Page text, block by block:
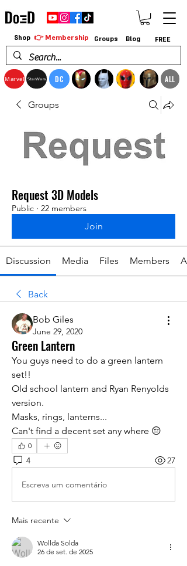
Marvel StarWars DC ALL
Shop 👉 Membership Groups Blog FREE
Groups
Request 3D Models
Public · 22 members
Join
Discussion Media Files Members
Back
Bob Giles
June 29, 2020
Green Lantern
You guys need to do a green lantern
set!!
Old school lantern and Ryan Renyolds
version.
Masks, rings, lanterns...
Can't find a decent set any where 😔
0
4 27
Escreva um comentário
Mais recente
Wollda Solda
26 de set. de 2025